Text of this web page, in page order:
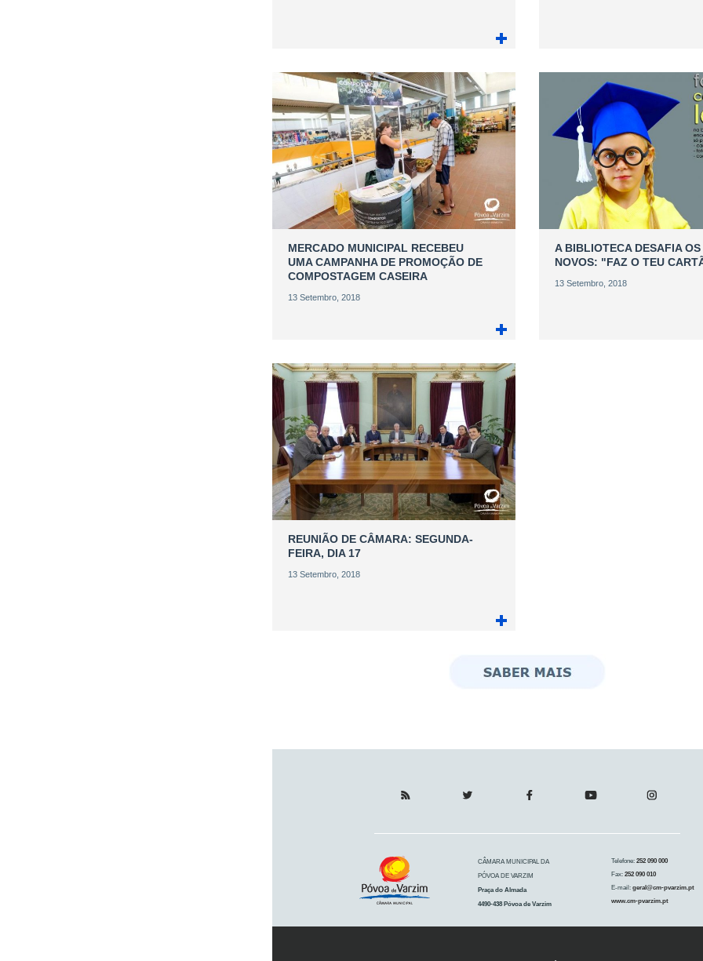
MERCADO MUNICIPAL RECEBEU
UMA CAMPANHA DE PROMOÇÃO DE
COMPOSTAGEM CASEIRA
13 Setembro, 2018
A BIBLIOTECA DESAFIA
NOVOS: "FAZ O TEU
13 Setembro, 2018
REUNIÃO DE CÂMARA: SEGUNDA-
FEIRA, DIA 17
13 Setembro, 2018
CÂMARA MUNICIPAL DA
PÓVOA DE VARZIM
Praça do Almada
4490-438 Póvoa de Varzim
Telefone: 252 090 000
Fax: 252 090 010
E-mail: geral@cm-pvarzim.pt
www.cm-pvarzim.pt